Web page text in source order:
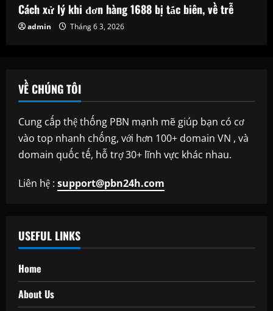
Cách xử lý khi đơn hàng 1688 bị tắc biên, về trễ
admin Tháng 6 3, 2026
VỀ CHÚNG TÔI
Cung cấp thệ thống PBN mạnh mẽ giúp bạn có cơ
vào top nhanh chống, với hơn 100+ domain VN , và
domain quốc tế, hỗ trợ 30+ lĩnh vực khác nhau.
Liên hệ : support@pbn24h.com
USEFUL LINKS
Home
About Us